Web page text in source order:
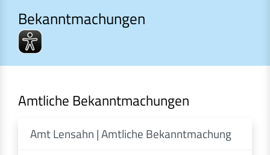
Bekanntmachungen
Bekanntmachungen
Amtliche Bekanntmachungen
Amt Lensahn | Amtliche Bekanntmachung